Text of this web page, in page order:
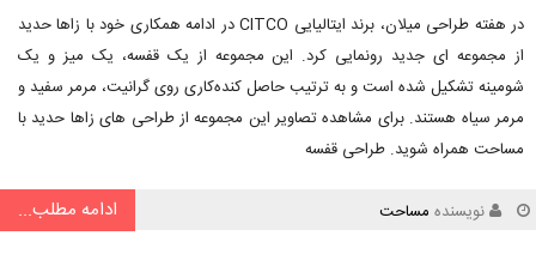
در هفته طراحی میلان، برند ایتالیایی CITCO در ادامه همکاری خود با زاها حدید
از مجموعه ای جدید رونمایی کرد. این مجموعه از یک قفسه، یک میز و یک
شومینه تشکیل شده است و به ترتیب حاصل کنده‌کاری روی گرانیت، مرمر سفید و
مرمر سیاه هستند. برای مشاهده تصاویر این مجموعه از طراحی های زاها حدید با
مساحت همراه شوید. طراحی قفسه
نویسنده مساحت ادامه مطلب...